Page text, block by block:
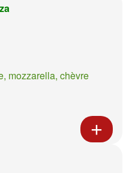
mozzarella, chèvre